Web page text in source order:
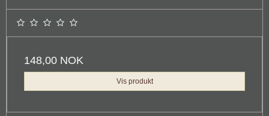
148,00 NOK
Vis produkt